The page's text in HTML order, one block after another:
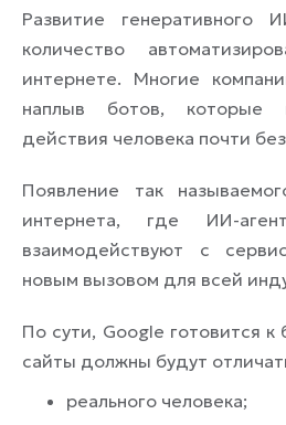
Развитие генеративного
количество
интернете. Многие
наплыв ботов, которые
действия человека почти
Появление так
интернета, где ИИ-
взаимодействуют с
новым вызовом для всей
По сути, Google готовится
сайты должны будут
реального человека;